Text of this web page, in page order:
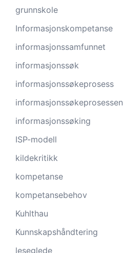
grunnskole
Informasjonskompetanse
informasjonssamfunnet
informasjonssøk
informasjonssøkeprosess
informasjonssøkeprosessen
informasjonssøking
ISP-modell
kildekritikk
kompetanse
kompetansebehov
Kuhlthau
Kunnskapshåndtering
leseglede